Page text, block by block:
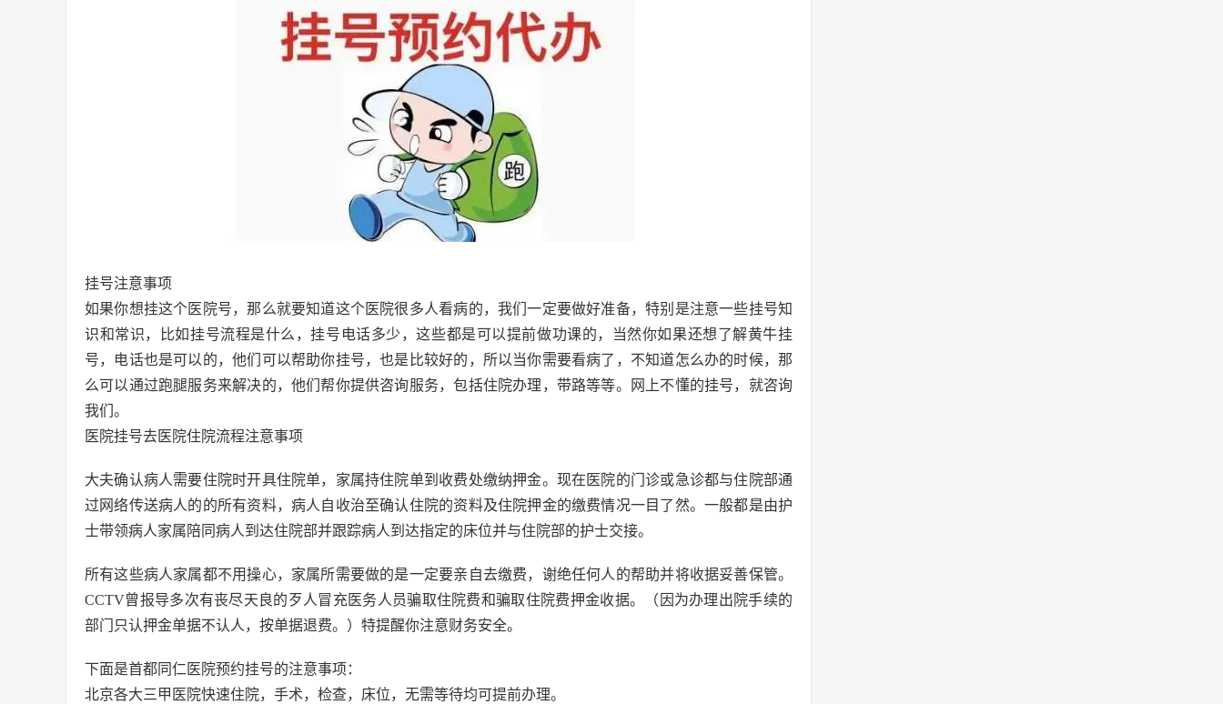
挂号注意事项
如果你想挂这个医院号，那么就要知道这个医院很多人看病的，我们一定要做好准备，特别是注意一些挂号知
识和常识，比如挂号流程是什么，挂号电话多少，这些都是可以提前做功课的，当然你如果还想了解黄牛挂
号，电话也是可以的，他们可以帮助你挂号，也是比较好的，所以当你需要看病了，不知道怎么办的时候，那
么可以通过跑腿服务来解决的，他们帮你提供咨询服务，包括住院办理，带路等等。网上不懂的挂号，就咨询
我们。
医院挂号去医院住院流程注意事项
大夫确认病人需要住院时开具住院单，家属持住院单到收费处缴纳押金。现在医院的门诊或急诊都与住院部通
过网络传送病人的的所有资料，病人自收治至确认住院的资料及住院押金的缴费情况一目了然。一般都是由护
士带领病人家属陪同病人到达住院部并跟踪病人到达指定的床位并与住院部的护士交接。
所有这些病人家属都不用操心，家属所需要做的是一定要亲自去缴费，谢绝任何人的帮助并将收据妥善保管。
CCTV曾报导多次有丧尽天良的歹人冒充医务人员骗取住院费和骗取住院费押金收据。（因为办理出院手续的
部门只认押金单据不认人，按单据退费。）特提醒你注意财务安全。
下面是首都同仁医院预约挂号的注意事项：
北京各大三甲医院快速住院，手术，检查，床位，无需等待均可提前办理。